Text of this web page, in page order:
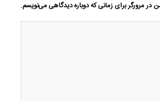
در مرورگر برای زمانی که دوباره دیدگاهی می‌نویسم.